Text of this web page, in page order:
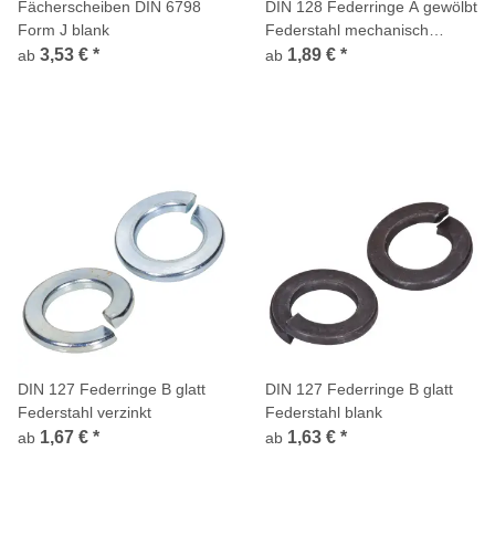
Fächerscheiben DIN 6798
Form J blank
ab 3,53 € *
DIN 128 Federringe A gewölbt
Federstahl mechanisch
verzinkt
ab 1,89 € *
DIN 127 Federringe B glatt
Federstahl verzinkt
ab 1,67 € *
DIN 127 Federringe B glatt
Federstahl blank
ab 1,63 € *